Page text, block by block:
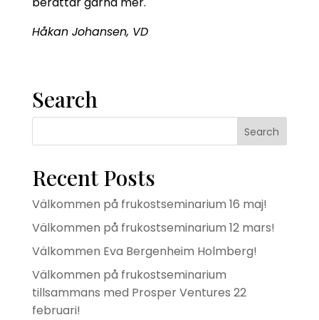
Håkan Johansen, VD
Search
Recent Posts
Välkommen på frukostseminarium 16 maj!
Välkommen på frukostseminarium 12 mars!
Välkommen Eva Bergenheim Holmberg!
Välkommen på frukostseminarium
tillsammans med Prosper Ventures 22
februari!